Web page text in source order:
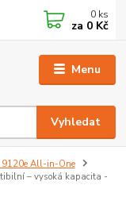
Menu
Vyhledat
0 ks
za 0 Kč
9120e All-in-One
– vysoká kapacita -